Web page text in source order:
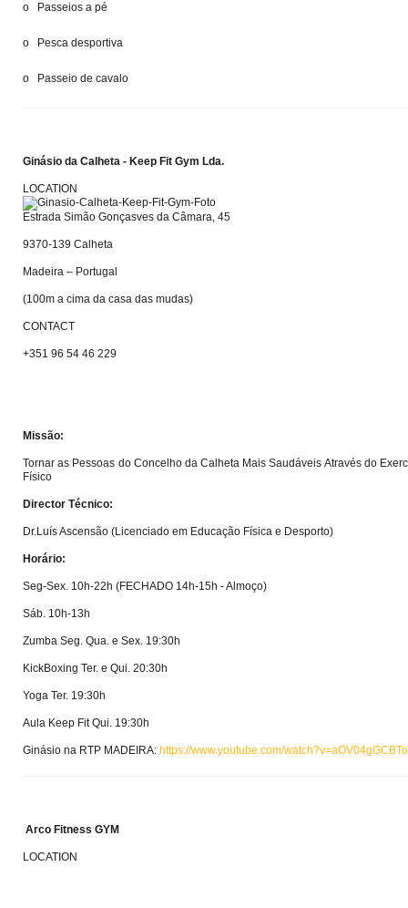
o Passeios a pé
o Pesca desportiva
o Passeio de cavalo
Ginásio da Calheta - Keep Fit Gym Lda.
LOCATION
Estrada Simão Gonçasves da Câmara, 45
9370-139 Calheta
Madeira – Portugal
(100m a cima da casa das mudas)
CONTACT
+351 96 54 46 229
Missão:
Tornar as Pessoas do Concelho da Calheta Mais Saudáveis Através do
Físico
Director Técnico:
Dr.Luís Ascensão (Licenciado em Educação Física e Desporto)
Horário:
Seg-Sex. 10h-22h (FECHADO 14h-15h - Almoço)
Sáb. 10h-13h
Zumba Seg. Qua. e Sex. 19:30h
KickBoxing Ter. e Qui. 20:30h
Yoga Ter. 19:30h
Aula Keep Fit Qui. 19:30h
Ginásio na RTP MADEIRA: https://www.youtube.com/watch?v=aOV04gGCBTo
Arco Fitness GYM
LOCATION